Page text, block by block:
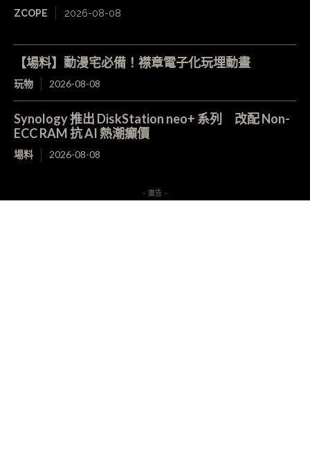
ZCOPE 2026-08-08
【場料】動漫宅必備！襟章電子化玩埋動畫
玩物 2026-08-08
Synology 推出 DiskStation neo+ 系列 改配 Non-
ECC RAM 抗 AI 熱潮癲價
場料 2026-08-08
- 廣告 -